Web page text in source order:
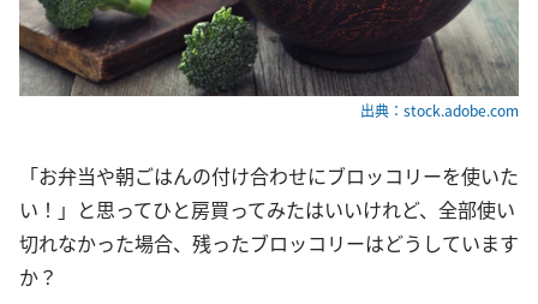
出典：stock.adobe.com
「お弁当や朝ごはんの付け合わせにブロッコリーを使いた
い！」と思ってひと房買ってみたはいいけれど、全部使い
切れなかった場合、残ったブロッコリーはどうしています
か？